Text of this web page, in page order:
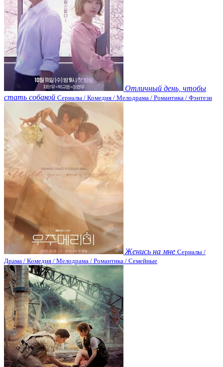
Отличный день, чтобы
стать собакой Сериалы / Комедия / Мелодрама / Романтика / Фэнтези
Женись на мне Сериалы /
Драма / Комедия / Мелодрама / Романтика / Семейные